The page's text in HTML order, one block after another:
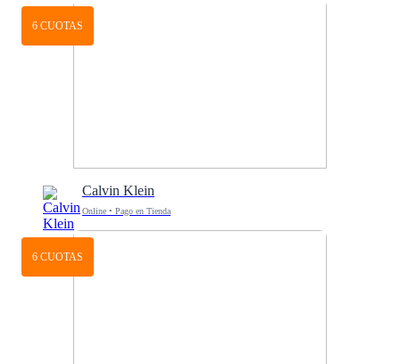
6 CUOTAS
Calvin Klein
Online • Pago en Tienda
6 CUOTAS